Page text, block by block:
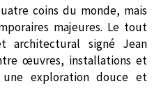
coins du monde, mais
majeures. Le tout
architectural signé Jean
œuvres, installations et
une exploration douce et